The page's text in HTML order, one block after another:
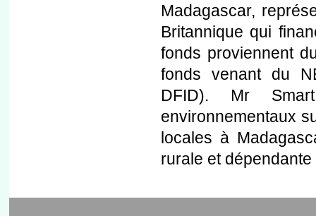
Madagascar,
Britannique qui
fonds proviennent
fonds venant du
DFID). Mr
environnementaux
locales à
rurale et